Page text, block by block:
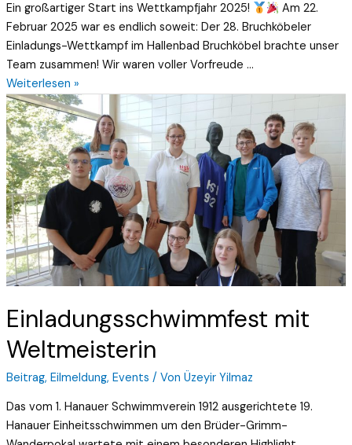
Ein großartiger Start ins Wettkampfjahr 2025!
Am 22.
Februar 2025 war es endlich soweit: Der 28. Bruchköbeler
Einladungs-Wettkampf im Hallenbad Bruchköbel brachte unser
Team zusammen! Wir waren voller Vorfreude …
Weiterlesen »
Einladungsschwimmfest mit
Weltmeisterin
Beitrag, Eilmeldung, Events / Von Üzeyir Yilmaz
Das vom 1. Hanauer Schwimmverein 1912 ausgerichtete 19.
Hanauer Einheitsschwimmen um den Brüder-Grimm-
Einladungsschwimmfest
mit
Weltmeisterin